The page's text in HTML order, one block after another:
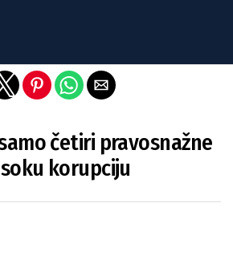
četiri pravosnažne
korupciju